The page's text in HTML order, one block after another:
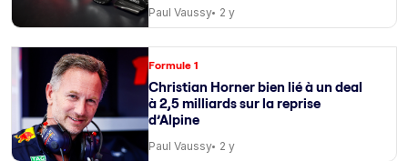
Paul Vaussy 2 y
Formule 1
Christian Horner bien lié à un deal
à 2,5 milliards sur la reprise
d’Alpine
Paul Vaussy 2 y